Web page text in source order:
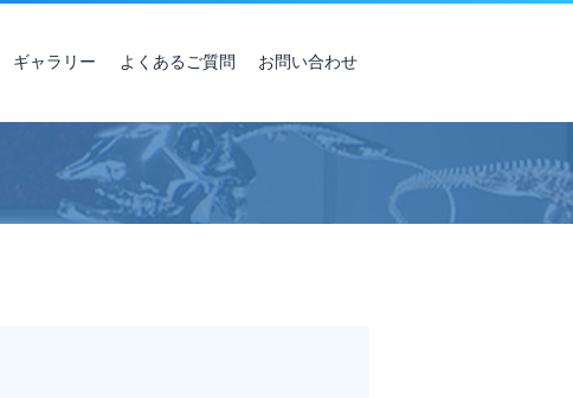
ギャラリー よくあるご質問 お問い合わせ